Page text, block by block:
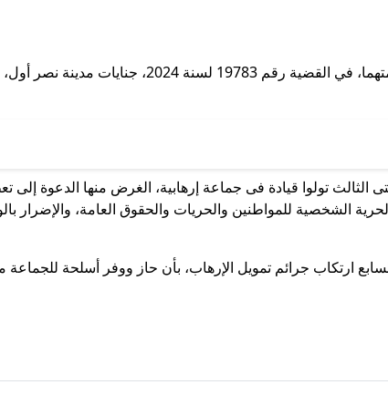
، برئاسة المستشار وجدي عبد المنعم، تأجيل محاكمة 17 متهما، في القضية رقم 19783
وحتى 25 مايو من عام 2023، المتهمون من الأول وحتى الثالث تولوا قيادة فى جماعة إرهابية، الغرض منها
الشخصية للمواطنين والحريات والحقوق العامة، والإضرار
ارتكاب جرائم تمويل الإرهاب، بأن حاز ووفر أسلحة